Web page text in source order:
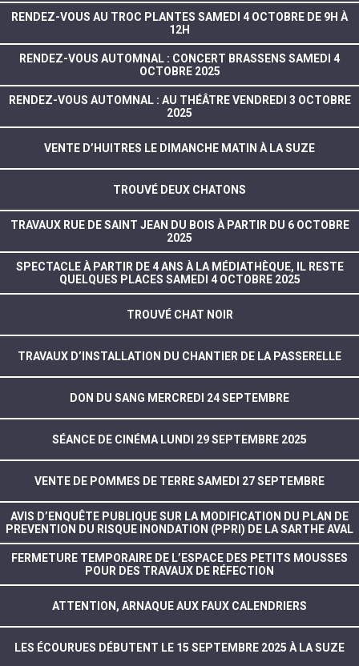
RENDEZ-VOUS AU TROC PLANTES SAMEDI 4 OCTOBRE DE 9H À
12H
RENDEZ-VOUS AUTOMNAL : CONCERT BRASSENS SAMEDI 4
OCTOBRE 2025
RENDEZ-VOUS AUTOMNAL : AU THÉÂTRE VENDREDI 3 OCTOBRE
2025
VENTE D’HUITRES LE DIMANCHE MATIN À LA SUZE
TROUVÉ DEUX CHATONS
TRAVAUX RUE DE SAINT JEAN DU BOIS À PARTIR DU 6 OCTOBRE
2025
SPECTACLE À PARTIR DE 4 ANS À LA MÉDIATHÈQUE, IL RESTE
QUELQUES PLACES SAMEDI 4 OCTOBRE 2025
TROUVÉ CHAT NOIR
TRAVAUX D’INSTALLATION DU CHANTIER DE LA PASSERELLE
DON DU SANG MERCREDI 24 SEPTEMBRE
SÉANCE DE CINÉMA LUNDI 29 SEPTEMBRE 2025
VENTE DE POMMES DE TERRE SAMEDI 27 SEPTEMBRE
AVIS D’ENQUÊTE PUBLIQUE SUR LA MODIFICATION DU PLAN DE
PREVENTION DU RISQUE INONDATION (PPRI) DE LA SARTHE AVAL
FERMETURE TEMPORAIRE DE L’ESPACE DES PETITS MOUSSES
POUR DES TRAVAUX DE RÉFECTION
ATTENTION, ARNAQUE AUX FAUX CALENDRIERS
LES ÉCOURUES DÉBUTENT LE 15 SEPTEMBRE 2025 À LA SUZE